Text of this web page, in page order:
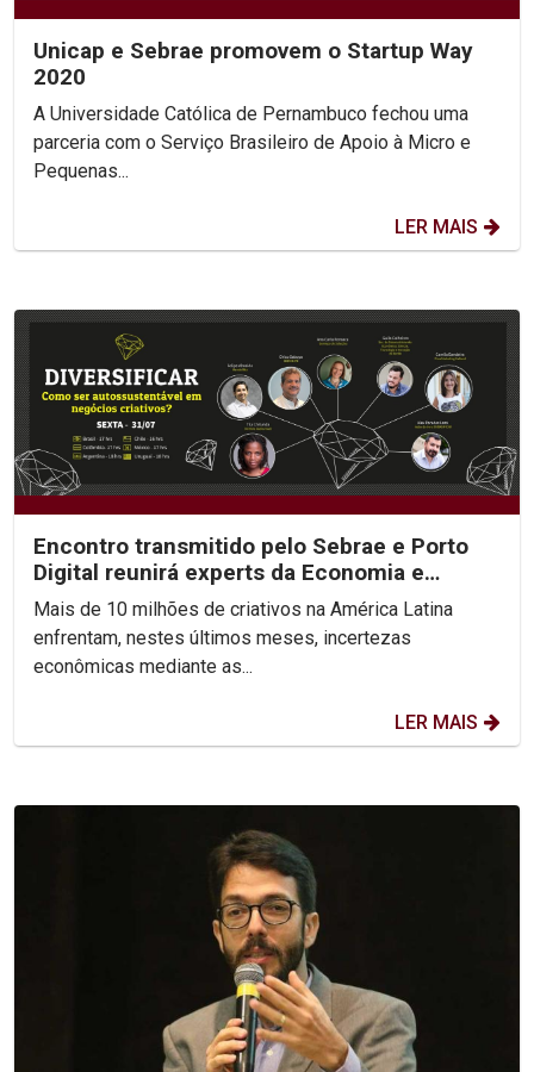
Unicap e Sebrae promovem o Startup Way
2020
A Universidade Católica de Pernambuco fechou uma
parceria com o Serviço Brasileiro de Apoio à Micro e
Pequenas...
LER MAIS
Encontro transmitido pelo Sebrae e Porto
Digital reunirá experts da Economia e
Empreendedorismo...
Mais de 10 milhões de criativos na América Latina
enfrentam, nestes últimos meses, incertezas
econômicas mediante as...
LER MAIS